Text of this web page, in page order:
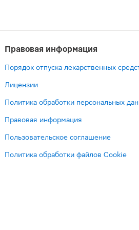
Правовая информация
Порядок отпуска лекарственных
Лицензии
Политика обработки персональных
Правовая информация
Пользовательское соглашение
Политика обработки файлов Cookie